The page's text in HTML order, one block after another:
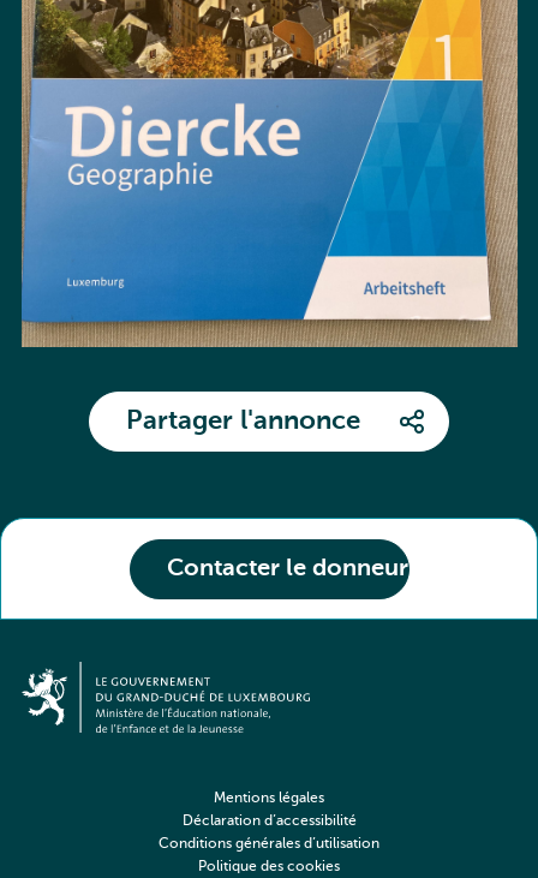
Contacter le donneur
Partager l'annonce
Mentions légales
Déclaration d’accessibilité
Conditions générales d’utilisation
Politique des cookies